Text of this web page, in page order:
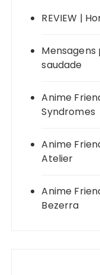
REVIEW |
Mensagens
saudade
Anime
Syndromes
Anime
Atelier
Anime
Bezerra